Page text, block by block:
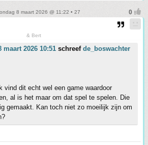
8 maart 2026 @ 11:22 • 27
& Bert
maart 2026 10:51 schreef de_boswachter
vind dit echt wel een game waardoor
al is het maar om dat spel te spelen. Die
gemaakt. Kan toch niet zo moeilijk zijn om